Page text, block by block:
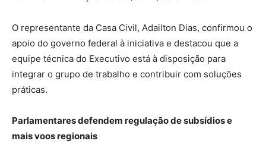
O representante da Casa Civil, Adailton Dias, confirmou o
apoio do governo federal à iniciativa e destacou que a
equipe técnica do Executivo está à disposição para
integrar o grupo de trabalho e contribuir com soluções
práticas.
Parlamentares defendem regulação de subsídios e
mais voos regionais